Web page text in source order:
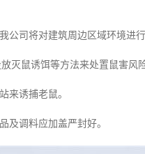
公司将对建筑周边区域环境进
灭鼠诱饵等方法来处置鼠害风险
来诱捕老鼠。
及调料应加盖严封好。